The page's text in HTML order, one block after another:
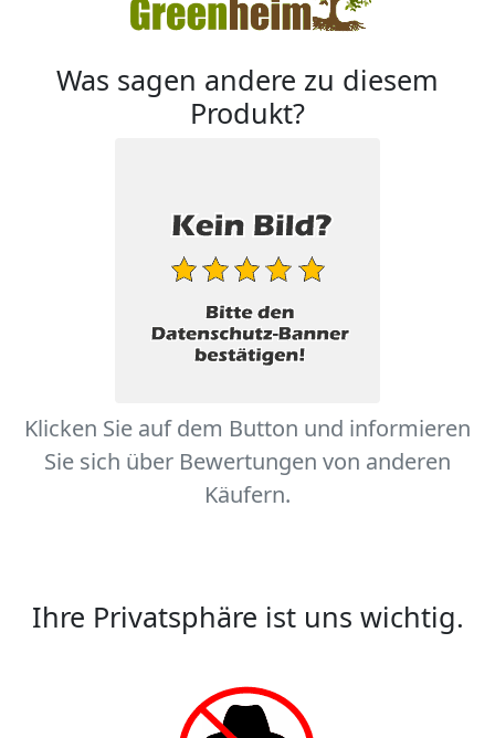
Was sagen andere zu diesem
Produkt?
Klicken Sie auf dem Button und informieren
Sie sich über Bewertungen von anderen
Käufern.
Ihre Privatsphäre ist uns wichtig.